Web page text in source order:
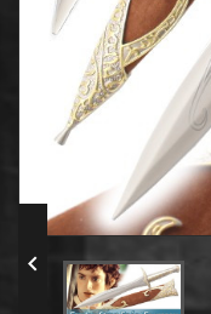
